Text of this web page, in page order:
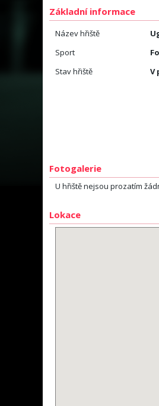
Základní informace
Název hřiště
Sport
Stav hřiště
V
Fotogalerie
U hřiště nejsou prozatím
Lokace